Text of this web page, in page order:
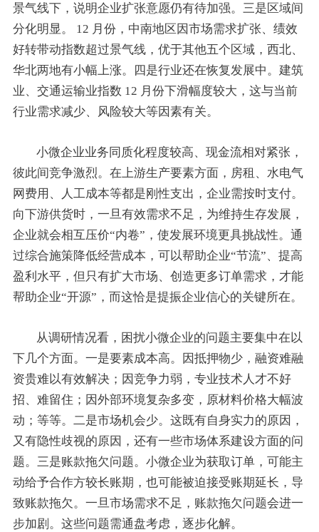
景气线下，说明企业扩张意愿仍有待加强。三是区域间
分化明显。 12 月份，中南地区因市场需求扩张、绩效
好转带动指数超过景气线，优于其他五个区域，西北、
华北两地有小幅上涨。四是行业还在恢复发展中。建筑
业、交通运输业指数 12 月份下滑幅度较大，这与当前
行业需求减少、风险较大等因素有关。
小微企业业务同质化程度较高、现金流相对紧张，
彼此间竞争激烈。在上游生产要素方面，房租、水电气
网费用、人工成本等都是刚性支出，企业需按时支付。
向下游供货时，一旦有效需求不足，为维持生存发展，
企业就会相互压价“内卷”，使发展环境更具挑战性。通
过综合施策降低经营成本，可以帮助企业“节流”、提高
盈利水平，但只有扩大市场、创造更多订单需求，才能
帮助企业“开源”，而这恰是提振企业信心的关键所在。
从调研情况看，困扰小微企业的问题主要集中在以
下几个方面。一是要素成本高。因抵押物少，融资难融
资贵难以有效解决；因竞争力弱，专业技术人才不好
招、难留住；因外部环境复杂多变，原材料价格大幅波
动；等等。二是市场机会少。这既有自身实力的原因，
又有隐性歧视的原因，还有一些市场体系建设方面的问
题。三是账款拖欠问题。小微企业为获取订单，可能主
动给予合作方较长账期，也可能被迫接受账期延长，导
致账款拖欠。一旦市场需求不足，账款拖欠问题会进一
步加剧。这些问题需通盘考虑，逐步化解。